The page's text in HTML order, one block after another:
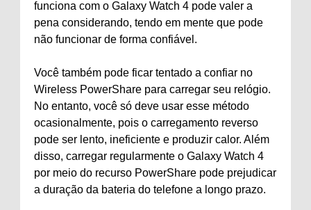
funciona com o Galaxy Watch 4 pode valer a
pena considerando, tendo em mente que pode
não funcionar de forma confiável.
Você também pode ficar tentado a confiar no
Wireless PowerShare para carregar seu relógio.
No entanto, você só deve usar esse método
ocasionalmente, pois o carregamento reverso
pode ser lento, ineficiente e produzir calor. Além
disso, carregar regularmente o Galaxy Watch 4
por meio do recurso PowerShare pode prejudicar
a duração da bateria do telefone a longo prazo.